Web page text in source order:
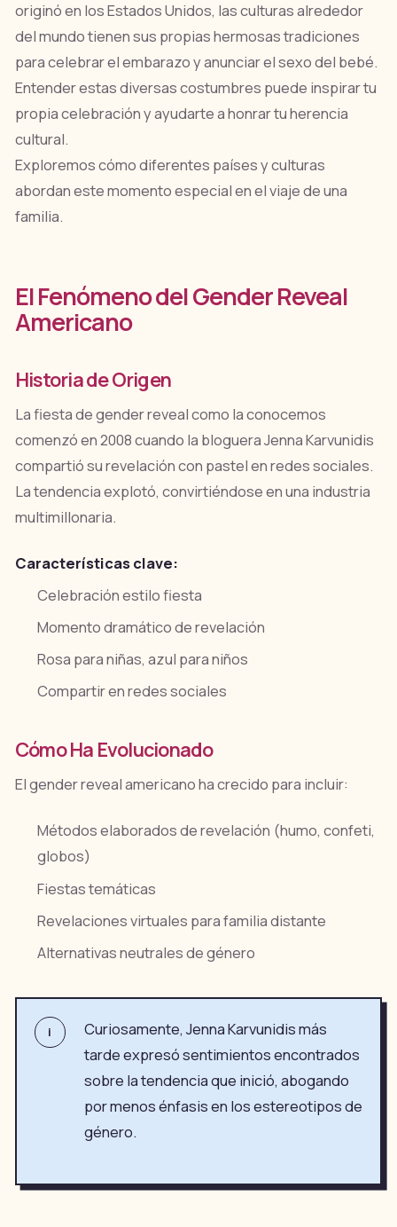
originó en los Estados Unidos, las culturas alrededor
del mundo tienen sus propias hermosas tradiciones
para celebrar el embarazo y anunciar el sexo del bebé.
Entender estas diversas costumbres puede inspirar tu
propia celebración y ayudarte a honrar tu herencia
cultural.
Exploremos cómo diferentes países y culturas
abordan este momento especial en el viaje de una
familia.
El Fenómeno del Gender Reveal
Americano
Historia de Origen
La fiesta de gender reveal como la conocemos
comenzó en 2008 cuando la bloguera Jenna Karvunidis
compartió su revelación con pastel en redes sociales.
La tendencia explotó, convirtiéndose en una industria
multimillonaria.
Características clave:
Celebración estilo fiesta
Momento dramático de revelación
Rosa para niñas, azul para niños
Compartir en redes sociales
Cómo Ha Evolucionado
El gender reveal americano ha crecido para incluir:
Métodos elaborados de revelación (humo, confeti,
globos)
Fiestas temáticas
Revelaciones virtuales para familia distante
Alternativas neutrales de género
i
Curiosamente, Jenna Karvunidis más
tarde expresó sentimientos encontrados
sobre la tendencia que inició, abogando
por menos énfasis en los estereotipos de
género.